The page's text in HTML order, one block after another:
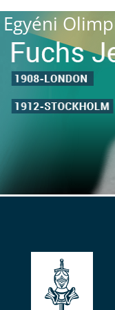
Egyéni